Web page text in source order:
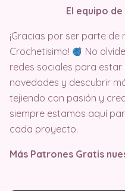
El equipo
¡Gracias por ser parte
Crochetisimo!
No
redes sociales para
novedades y descubrir
tejiendo con pasión y
siempre estamos aquí
cada proyecto.
Más Patrones Gratis